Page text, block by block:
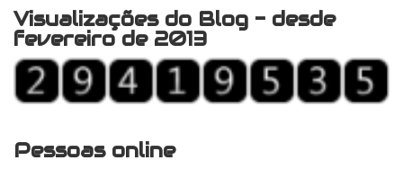
Visualizações do Blog - desde
fevereiro de 2013
Pessoas online